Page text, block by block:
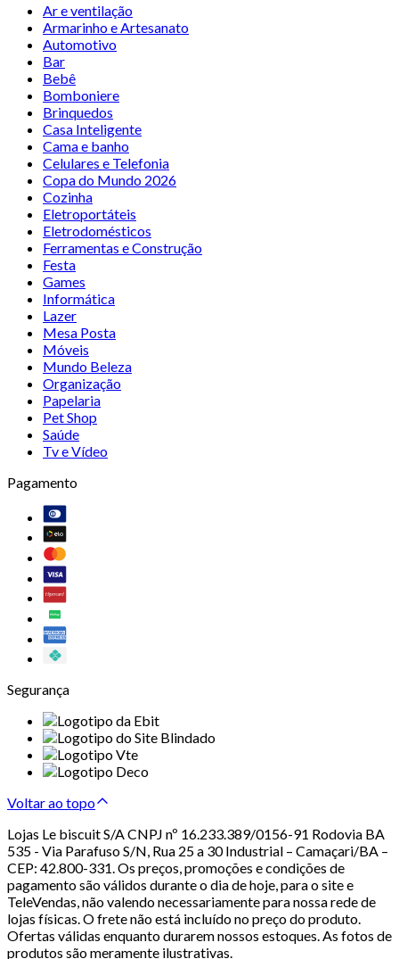
Ar e ventilação
Armarinho e Artesanato
Automotivo
Bar
Bebê
Bomboniere
Brinquedos
Casa Inteligente
Cama e banho
Celulares e Telefonia
Copa do Mundo 2026
Cozinha
Eletroportáteis
Eletrodomésticos
Ferramentas e Construção
Festa
Games
Informática
Lazer
Mesa Posta
Móveis
Mundo Beleza
Organização
Papelaria
Pet Shop
Saúde
Tv e Vídeo
Pagamento
Segurança
Voltar ao topo
Lojas Le biscuit S/A CNPJ nº 16.233.389/0156-91 Rodovia BA
535 - Via Parafuso S/N, Rua 25 a 30 Industrial – Camaçari/BA –
CEP: 42.800-331. Os preços, promoções e condições de
pagamento são válidos durante o dia de hoje, para o site e
TeleVendas, não valendo necessariamente para nossa rede de
lojas físicas. O frete não está incluído no preço do produto.
Ofertas válidas enquanto durarem nossos estoques. As fotos de
produtos são meramente ilustrativas.